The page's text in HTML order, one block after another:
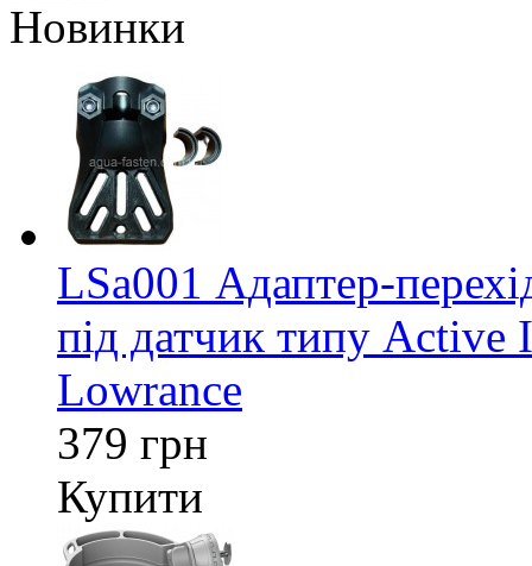
Новинки
LSa001 Адаптер-
під датчик типу Active
Lowrance
379 грн
Купити